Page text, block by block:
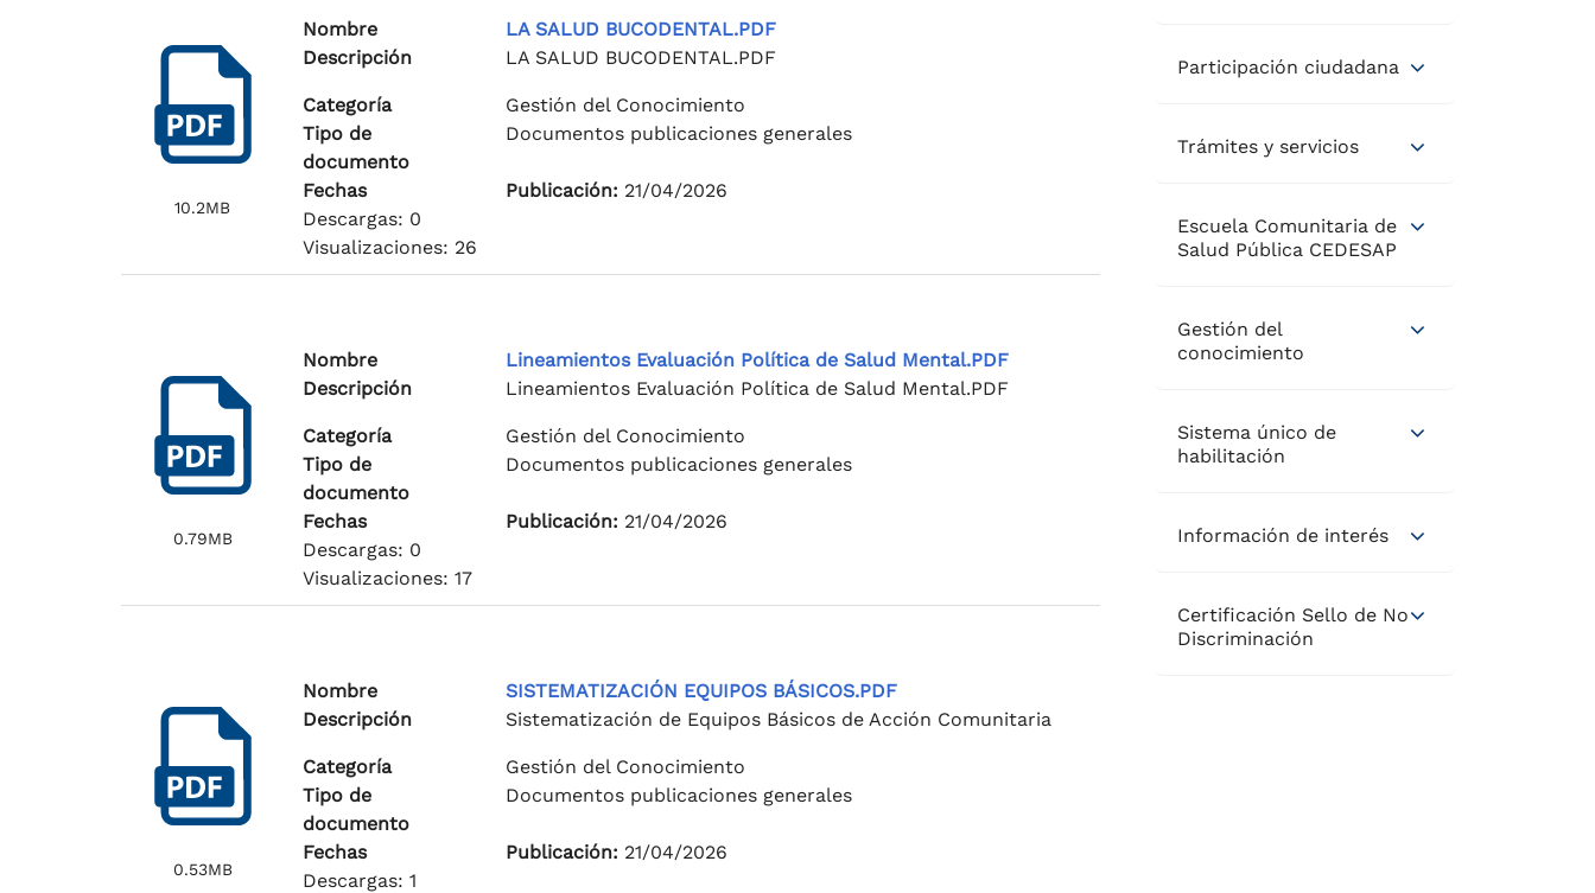
10.2MB
Nombre
LA SALUD BUCODENTAL.PDF
Descripción
LA SALUD BUCODENTAL.PDF
Categoría
Gestión del Conocimiento
Tipo de
documento
Documentos publicaciones generales
Fechas Publicación: 21/04/2026
Descargas: 0
Visualizaciones: 26
0.79MB
Nombre
Lineamientos Evaluación Política de Salud Mental.PDF
Descripción
Lineamientos Evaluación Política de Salud Mental.PDF
Categoría
Gestión del Conocimiento
Tipo de
documento
Documentos publicaciones generales
Fechas Publicación: 21/04/2026
Descargas: 0
Visualizaciones: 17
0.53MB
Nombre
SISTEMATIZACIÓN EQUIPOS BÁSICOS.PDF
Descripción
Sistematización de Equipos Básicos de Acción Comunitaria
Categoría
Gestión del Conocimiento
Tipo de
documento
Documentos publicaciones generales
Fechas Publicación: 21/04/2026
Descargas: 1
Participación ciudadana
Trámites y servicios
Escuela Comunitaria de
Salud Pública CEDESAP
Gestión del
conocimiento
Sistema único de
habilitación
Información de interés
Certificación Sello de No
Discriminación